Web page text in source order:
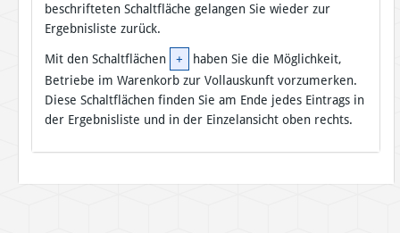
beschrifteten Schaltfläche gelangen Sie wieder zur
Ergebnisliste zurück.
Mit den Schaltflächen +
haben Sie die Möglichkeit,
Betriebe im Warenkorb zur Vollauskunft vorzumerken.
Diese Schaltflächen finden Sie am Ende jedes Eintrags in
der Ergebnisliste und in der Einzelansicht oben rechts.